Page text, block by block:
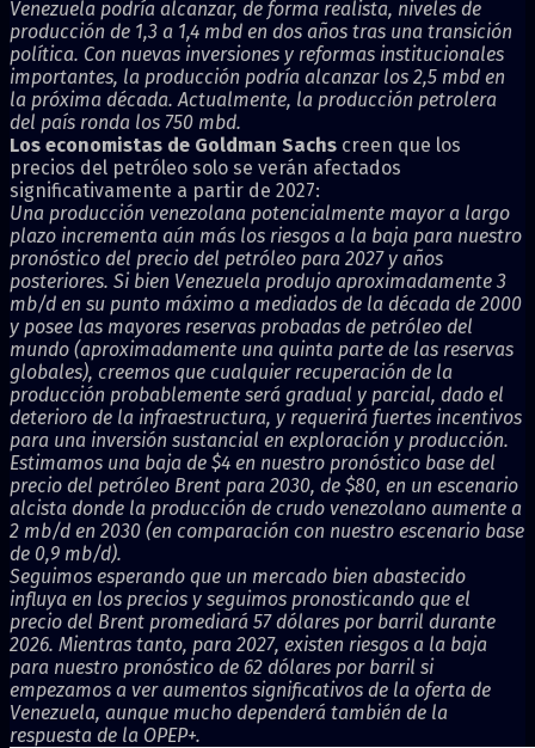
Venezuela podría alcanzar, de forma realista, niveles de
producción de 1,3 a 1,4 mbd en dos años tras una transición
política. Con nuevas inversiones y reformas institucionales
importantes, la producción podría alcanzar los 2,5 mbd en
la próxima década. Actualmente, la producción petrolera
del país ronda los 750 mbd.
Los economistas de Goldman Sachs creen que los
precios del petróleo solo se verán afectados
significativamente a partir de 2027:
Una producción venezolana potencialmente mayor a largo
plazo incrementa aún más los riesgos a la baja para nuestro
pronóstico del precio del petróleo para 2027 y años
posteriores. Si bien Venezuela produjo aproximadamente 3
mb/d en su punto máximo a mediados de la década de 2000
y posee las mayores reservas probadas de petróleo del
mundo (aproximadamente una quinta parte de las reservas
globales), creemos que cualquier recuperación de la
producción probablemente será gradual y parcial, dado el
deterioro de la infraestructura, y requerirá fuertes incentivos
para una inversión sustancial en exploración y producción.
Estimamos una baja de $4 en nuestro pronóstico base del
precio del petróleo Brent para 2030, de $80, en un escenario
alcista donde la producción de crudo venezolano aumente a
2 mb/d en 2030 (en comparación con nuestro escenario base
de 0,9 mb/d).
Seguimos esperando que un mercado bien abastecido
influya en los precios y seguimos pronosticando que el
precio del Brent promediará 57 dólares por barril durante
2026. Mientras tanto, para 2027, existen riesgos a la baja
para nuestro pronóstico de 62 dólares por barril si
empezamos a ver aumentos significativos de la oferta de
Venezuela, aunque mucho dependerá también de la
respuesta de la OPEP+.